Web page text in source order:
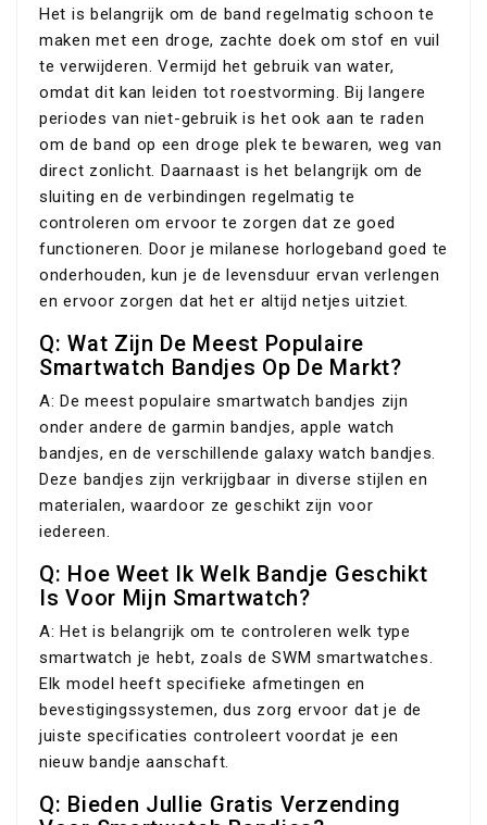
Het is belangrijk om de band regelmatig schoon te
maken met een droge, zachte doek om stof en vuil
te verwijderen. Vermijd het gebruik van water,
omdat dit kan leiden tot roestvorming. Bij langere
periodes van niet-gebruik is het ook aan te raden
om de band op een droge plek te bewaren, weg van
direct zonlicht. Daarnaast is het belangrijk om de
sluiting en de verbindingen regelmatig te
controleren om ervoor te zorgen dat ze goed
functioneren. Door je milanese horlogeband goed te
onderhouden, kun je de levensduur ervan verlengen
en ervoor zorgen dat het er altijd netjes uitziet.
Q: Wat Zijn De Meest Populaire
Smartwatch Bandjes Op De Markt?
A: De meest populaire smartwatch bandjes zijn
onder andere de garmin bandjes, apple watch
bandjes, en de verschillende galaxy watch bandjes.
Deze bandjes zijn verkrijgbaar in diverse stijlen en
materialen, waardoor ze geschikt zijn voor
iedereen.
Q: Hoe Weet Ik Welk Bandje Geschikt
Is Voor Mijn Smartwatch?
A: Het is belangrijk om te controleren welk type
smartwatch je hebt, zoals de SWM smartwatches.
Elk model heeft specifieke afmetingen en
bevestigingssystemen, dus zorg ervoor dat je de
juiste specificaties controleert voordat je een
nieuw bandje aanschaft.
Q: Bieden Jullie Gratis Verzending